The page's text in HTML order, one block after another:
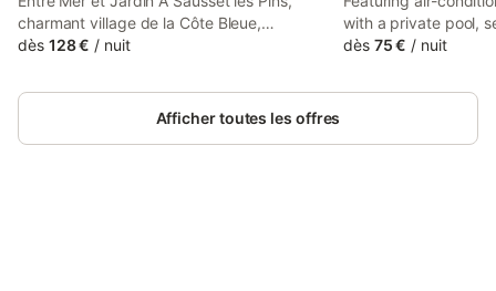
charmant village de la Côte Bleue,
idéalement situé près de Marseille, des
Martigues, Aix-en-Provence et la
Camargue, une chambre d'hôte tout
dès 128 € / nuit
with a private pool,
terrace, Mer et
garden views, and
dès 75 € / nuit
Afficher toutes les offres